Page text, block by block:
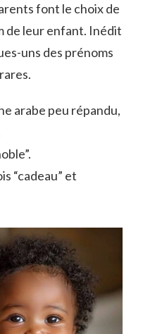
font le choix de
de leur enfant. Inédit
uns des prénoms
arabe peu répandu,
“cadeau” et